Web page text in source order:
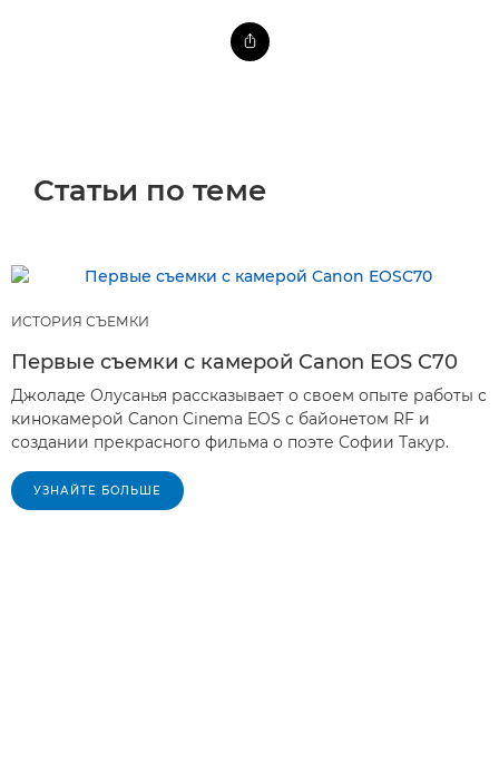
Статьи по теме
ИСТОРИЯ СЪЕМКИ
Первые съемки с камерой Canon EOS C70
Джоладе Олусанья рассказывает о своем опыте работы с
кинокамерой Canon Cinema EOS с байонетом RF и
создании прекрасного фильма о поэте Софии Такур.
УЗНАЙТЕ БОЛЬШЕ